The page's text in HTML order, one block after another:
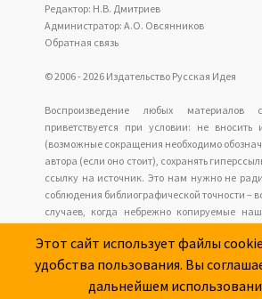
Редактор: Н.В. Дмитриев
Администратор: А.О. Овсянников
Обратная связь
© 2006 - 2026 Издательство Русская Идея
Воспроизведение любых
приветствуется при условии: не вносить
(возможные сокращения необходимо
автора (если оно стоит), сохранять
ссылку на источник. Это нам нужно не
соблюдения библиографической точности –
случаев, когда небрежно копируемые
читателей нет возможности обратиться к
Наш сайт не имеет отношения к
размещаемых сайтов рекламы.
Этот сайт использует файлы
удобства пользования. Вы
дальнейшем